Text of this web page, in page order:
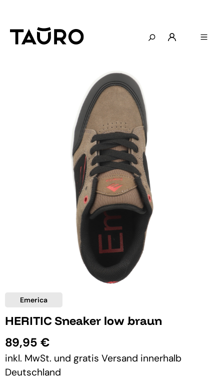
Emerica
HERITIC Sneaker low braun
89,95 €
inkl. MwSt. und gratis Versand innerhalb
Deutschland